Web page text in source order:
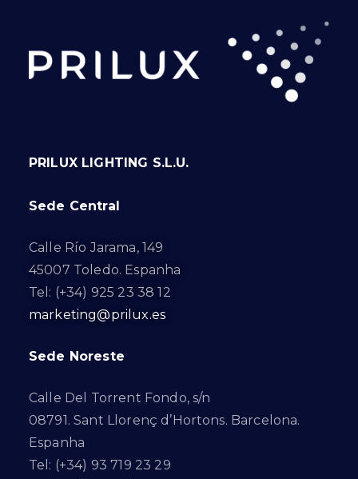
PRILUX LIGHTING S.L.U.
Sede Central
Calle Río Jarama, 149
45007 Toledo. Espanha
Tel: (+34) 925 23 38 12
marketing@prilux.es
Sede Noreste
Calle Del Torrent Fondo, s/n
08791. Sant Llorenç d’Hortons. Barcelona.
Espanha
Tel: (+34) 93 719 23 29